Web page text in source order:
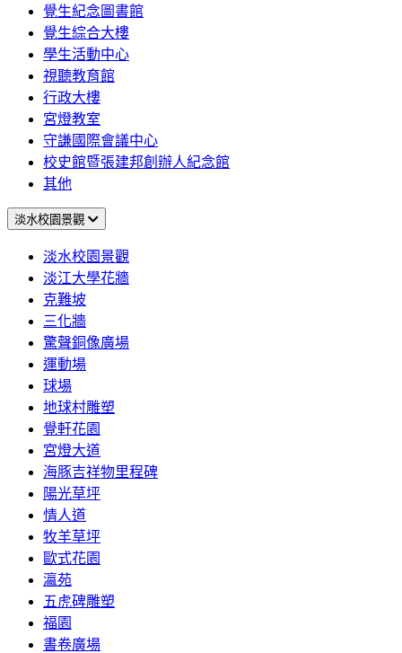
覺生紀念圖書館
覺生綜合大樓
學生活動中心
視聽教育館
行政大樓
宮燈教室
守謙國際會議中心
校史館暨張建邦創辦人紀念館
其他
淡水校園景觀
淡水校園景觀
淡江大學花牆
克難坡
三化牆
驚聲銅像廣場
運動場
球場
地球村雕塑
覺軒花園
宮燈大道
海豚吉祥物里程碑
陽光草坪
情人道
牧羊草坪
歐式花園
瀛苑
五虎碑雕塑
福園
書卷廣場